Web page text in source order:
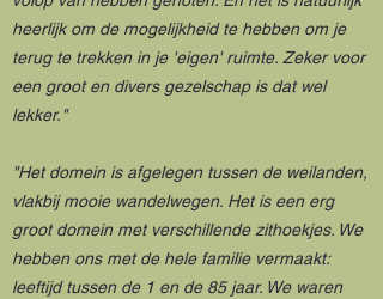
heerlijk om de mogelijkheid te hebben om je
terug te trekken in je 'eigen' ruimte. Zeker voor
een groot en divers gezelschap is dat wel
lekker."
"Het domein is afgelegen tussen de weilanden,
vlakbij mooie wandelwegen. Het is een erg
groot domein met verschillende zithoekjes. We
hebben ons met de hele familie vermaakt:
leeftijd tussen de 1 en de 85 jaar. We waren